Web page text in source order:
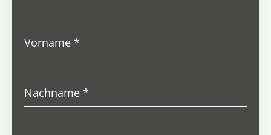
Vorname*
Nachname*